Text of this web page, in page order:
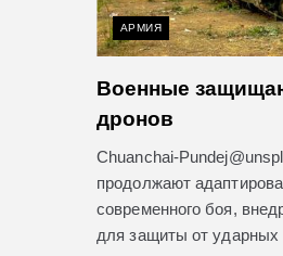
АРМИЯ
Военные
дронов
Chuanchai-
продолжают
современного боя,
для защиты от ударных